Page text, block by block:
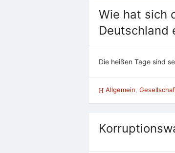
Wie hat sich
Deutschland
Die heißen Tage sind
Allgemein